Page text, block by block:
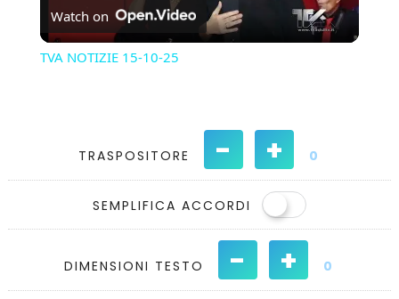
Video
Watch on
TVA NOTIZIE 15-10-25
TRASPOSITORE - + 0
SEMPLIFICA ACCORDI
DIMENSIONI TESTO - + 0